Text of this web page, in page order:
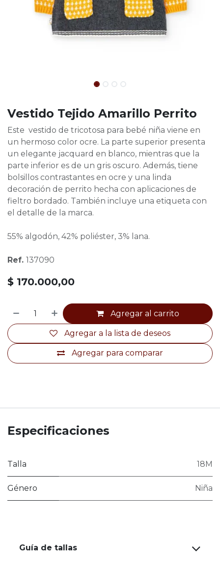
Vestido Tejido Amarillo Perrito
Este vestido de tricotosa para bebé niña viene en
un hermoso color ocre. La parte superior presenta
un elegante jacquard en blanco, mientras que la
parte inferior es de un gris oscuro. Además, tiene
bolsillos contrastantes en ocre y una linda
decoración de perrito hecha con aplicaciones de
fieltro bordado. También incluye una etiqueta con
el detalle de la marca.
55% algodón, 42% poliéster, 3% lana.
Ref. 137090
$ 170.000,00
Agregar al carrito
Agregar para comparar
Agregar a la lista de deseos
Especificaciones
Talla 18M
Género Niña
Guía de tallas